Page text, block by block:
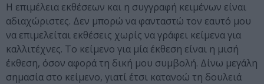
Η επιμέλεια εκθέσεων και η συγγραφή κειμένων είναι
αδιαχώριστες. Δεν μπορώ να φανταστώ τον εαυτό μου
να επιμελείται εκθέσεις χωρίς να γράφει κείμενα για
καλλιτέχνες. Το κείμενο για μία έκθεση είναι η μισή
έκθεση, όσον αφορά τη δική μου συμβολή. Δίνω μεγάλη
σημασία στο κείμενο, γιατί έτσι κατανοώ τη δουλειά